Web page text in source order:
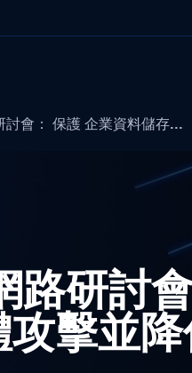
討會： 保護 企業資料儲存...
路研討
擊並